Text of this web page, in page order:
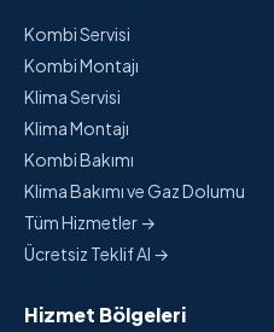
Kombi Servisi
Kombi Montajı
Klima Servisi
Klima Montajı
Kombi Bakımı
Klima Bakımı ve Gaz Dolumu
Tüm Hizmetler →
Ücretsiz Teklif Al →
Hizmet Bölgeleri